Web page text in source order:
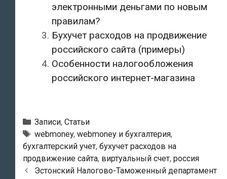
электронными деньгами по новым
правилам?
Бухучет расходов на продвижение
российского сайта (примеры)
Особенности налогообложения
российского интернет-магазина
Рубрики
Записи, Статьи
Метки
webmoney, webmoney и бухгалтерия,
бухгалтерский учет, бухучет расходов на
продвижение сайта, виртуальный счет, россия
Навигация
Эстонский Налогово-Таможенный департамент